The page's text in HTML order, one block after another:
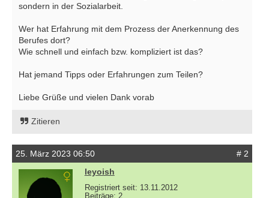
sondern in der Sozialarbeit.
Wer hat Erfahrung mit dem Prozess der Anerkennung des
Berufes dort?
Wie schnell und einfach bzw. kompliziert ist das?
Hat jemand Tipps oder Erfahrungen zum Teilen?
Liebe Grüße und vielen Dank vorab
Zitieren
25. März 2023 06:50
# 2
leyoish
Registriert seit: 13.11.2012
Beiträge: 2